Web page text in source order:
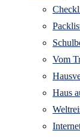
Vom
Haus